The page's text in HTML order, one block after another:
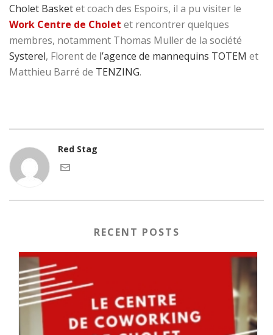
Cholet Basketet coach des Espoirs, il a pu visiter le
Work Centre de Cholet et rencontrer quelques
membres, notamment Thomas Muller de la société
Systerel, Florent de l’agence de mannequins TOTEM et
Matthieu Barré de TENZING.
Red Stag
RECENT POSTS